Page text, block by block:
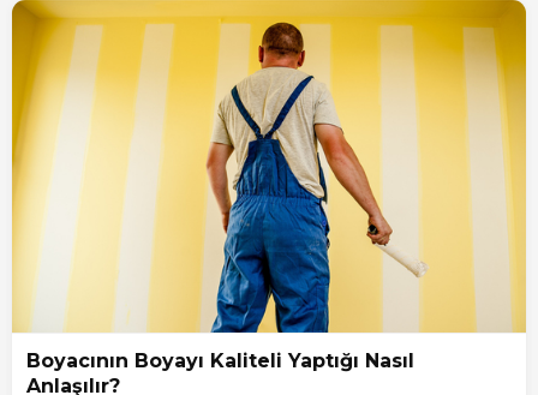
Boyacının Boyayı Kaliteli Yaptığı Nasıl
Anlaşılır?